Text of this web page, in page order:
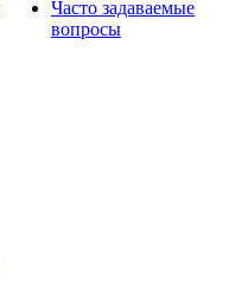
Часто задаваемые
вопросы